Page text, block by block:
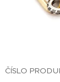
ČÍSLO